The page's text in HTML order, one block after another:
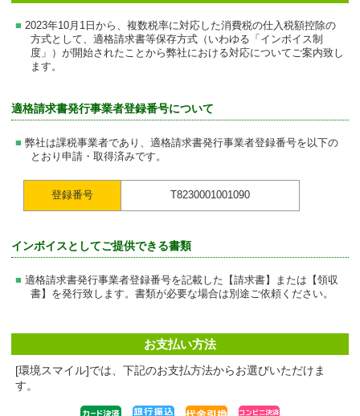
2023年10月1日から、複数税率に対応した消費税の仕入税額控除の
方式として、適格請求書等保存方式（いわゆる「インボイス制
度」）が開始されたことから弊社における対応についてご案内致し
ます。
適格請求書発行事業者登録番号について
弊社は課税事業者であり、適格請求書発行事業者登録番号を以下の
とおり申請・取得済みです。
登録番号 T8230001001090
インボイスとしてご提供できる書類
適格請求書発行事業者登録番号を記載した【請求書】または【領収
書】を発行致します。書類が必要な場合は別途ご依頼ください。
お支払い方法
[環境スマイル]では、下記のお支払方法からお選びいただけま
す。